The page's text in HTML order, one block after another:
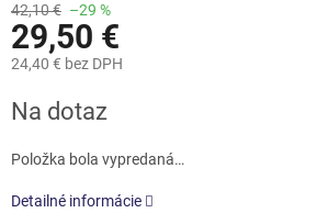
42,10 € –29 %
29,50 €
24,40 € bez DPH
cena:
Na dotaz
Položka bola vypredaná…
Detailné informácie